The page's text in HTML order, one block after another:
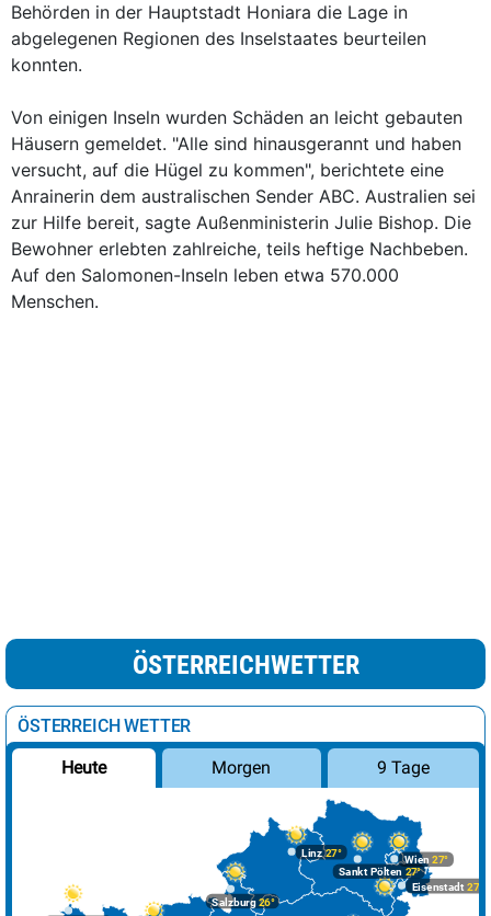
Behörden in der Hauptstadt Honiara die Lage in
abgelegenen Regionen des Inselstaates beurteilen
konnten.
Von einigen Inseln wurden Schäden an leicht gebauten
Häusern gemeldet. "Alle sind hinausgerannt und haben
versucht, auf die Hügel zu kommen", berichtete eine
Anrainerin dem australischen Sender ABC. Australien sei
zur Hilfe bereit, sagte Außenministerin Julie Bishop. Die
Bewohner erlebten zahlreiche, teils heftige Nachbeben.
Auf den Salomonen-Inseln leben etwa 570.000
Menschen.
ÖSTERREICHWETTER
ÖSTERREICH WETTER
Heute Morgen 9 Tage
Linz27°
Salzburg26°
Wien 27°
Eisenstadt 27°
Sankt Pölten 27°